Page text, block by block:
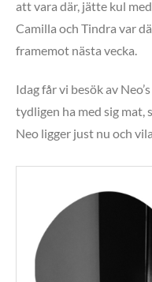
att vara där, jätte kul
Camilla och Tindra var
framemot nästa vecka.
Idag får vi besök av
tydligen ha med sig mat,
Neo ligger just nu och